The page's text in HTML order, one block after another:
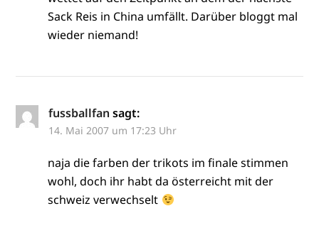
Sack Reis in China umfällt. Darüber bloggt mal
wieder niemand!
fussballfan sagt:
14. Mai 2007 um 17:23 Uhr
naja die farben der trikots im finale stimmen
wohl, doch ihr habt da österreicht mit der
schweiz verwechselt